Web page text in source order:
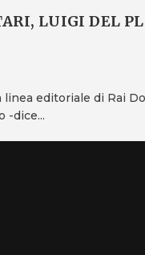
LUIGI DEL
linea editoriale di Rai
-dice...